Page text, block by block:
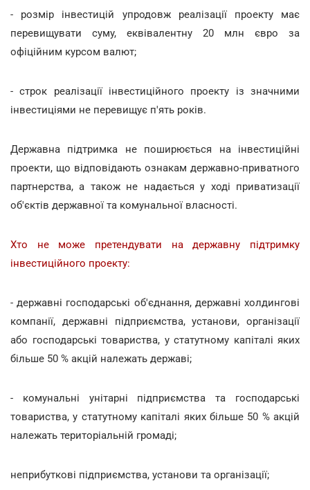
- розмір інвестицій упродовж реалізації проекту має
перевищувати суму, еквівалентну 20 млн євро за
офіційним курсом валют;
- строк реалізації інвестиційного проекту із значними
інвестиціями не перевищує п'ять років.
Державна підтримка не поширюється на інвестиційні
проекти, що відповідають ознакам державно-приватного
партнерства, а також не надається у ході приватизації
об'єктів державної та комунальної власності.
Хто не може претендувати на державну підтримку
інвестиційного проекту:
- державні господарські об'єднання, державні холдингові
компанії, державні підприємства, установи, організації
або господарські товариства, у статутному капіталі яких
більше 50 % акцій належать державі;
- комунальні унітарні підприємства та господарські
товариства, у статутному капіталі яких більше 50 % акцій
належать територіальній громаді;
неприбуткові підприємства, установи та організації;